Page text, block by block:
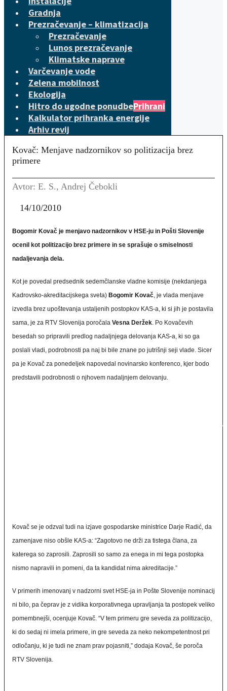
Gradnja
Prezračevanje – klimatizacija
Prezračevanje
Lunos prezračevanje
Klimatske naprave
Varčevanje vode
Zelena mobilnost
Ekologija
Hitro do ugodne ponudbePrihrani
Kalkulator prihranka energije
Arhiv revij
Kovač: Menjave nadzornikov so politizacija brez
primere
Avtor: E. S., Andrej Čebokli
14/10/2010
Bogomir Kovač je menjavo nadzornikov v HSE-ju in Pošti Slovenije
ocenil kot politizacijo brez primere in se sprašuje o smiselnosti
nadaljevanja dela.
Kot je povedal predsednik sedemčlanske vladne komisije (nekdanjega
Kadrovsko-akreditacijskega sveta) Bogomir Kovač, je vlada menjave
izvedla brez upoštevanja ustaljenih postopkov KAS-a, ki si jih je postavila
sama, je za RTV Slovenija poročala Vesna Deržek. Po Kovačevih
besedah so pripravili predlog nadaljnjega delovanja KAS-a, ki so ga
poslali vladi, podrobnosti pa naj bi bile znane po jutrišnji seji vlade. Sicer
pa je Kovač za ponedeljek napovedal novinarsko konferenco, kjer bodo
predstavili podrobnosti o njhovem nadaljnjem delovanju.
Vlada je do zdaj za vsak nadzorni svet razpisala javni poziv, akreditacijska
Kovač se je odzval tudi na izjave gospodarske ministrice Darje Radić, da
zamenjave niso obšle KAS-a: “Zagotovo ne drži za tistega člana, za
katerega so zaprosili. Zaprosili so samo za enega in mi tega postopka
nismo napravili in pomeni, da ta kandidat nima akreditacije.”
V primerih imenovanj v nadzorni svet HSE-ja in Pošte Slovenije nominacij
ni bilo, pa čeprav je z vidika korporativnega upravljanja ta postopek veliko
pomembnejši, ocenjuje Kovač. “V tem primeru gre seveda za politizacijo,
ki do sedaj ni imela primere, in gre seveda za neko nekompetentnost pri
odločanju, ki je tudi ne znam prav pojasniti,” dodaja Kovač, še poroča
RTV Slovenija.